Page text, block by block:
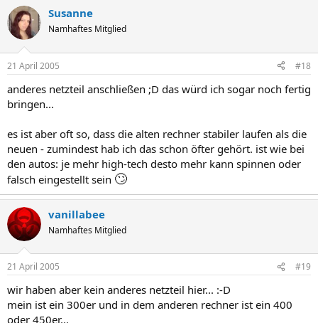
Susanne
Namhaftes Mitglied
21 April 2005 #18
anderes netzteil anschließen ;D das würd ich sogar noch fertig
bringen...
es ist aber oft so, dass die alten rechner stabiler laufen als die
neuen - zumindest hab ich das schon öfter gehört. ist wie bei
den autos: je mehr high-tech desto mehr kann spinnen oder
falsch eingestellt sein 🙄
vanillabee
Namhaftes Mitglied
21 April 2005 #19
wir haben aber kein anderes netzteil hier... :-D
mein ist ein 300er und in dem anderen rechner ist ein 400
oder 450er...